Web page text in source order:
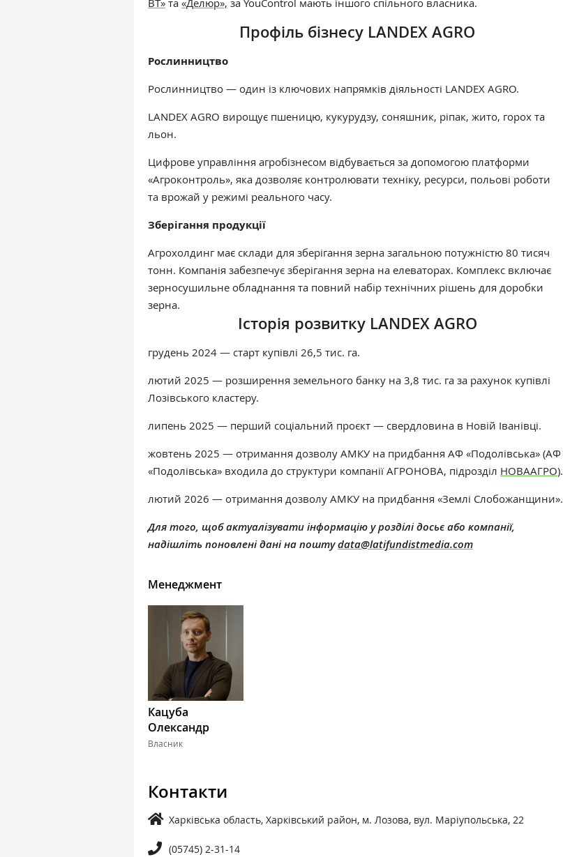
ВТ» та «Делюр», за YouControl мають іншого спільного власника.
Профіль бізнесу LANDEX AGRO
Рослинництво
Рослинництво — один із ключових напрямків діяльності LANDEX AGRO.
LANDEX АGRO вирощує пшеницю, кукурудзу, соняшник, ріпак, жито, горох та
льон.
Цифрове управління агробізнесом відбувається за допомогою платформи
«Агроконтроль», яка дозволяє контролювати техніку, ресурси, польові роботи
та врожай у режимі реального часу.
Зберігання продукції
Агрохолдинг має склади для зберігання зерна загальною потужністю 80 тисяч
тонн. Компанія забезпечує зберігання зерна на елеваторах. Комплекс включає
зерносушильне обладнання та повний набір технічних рішень для доробки
зерна.
Історія розвитку LANDEX AGRO
грудень 2024 — старт купівлі 26,5 тис. га.
лютий 2025 — розширення земельного банку на 3,8 тис. га за рахунок купівлі
Лозівського кластеру.
липень 2025 — перший соціальний проєкт — свердловина в Новій Іванівці.
жовтень 2025 — отримання дозволу АМКУ на придбання АФ «Подолівська» (АФ
«Подолівська» входила до структури компанії АГРОНОВА, підрозділ НОВААГРО).
лютий 2026 — отримання дозволу АМКУ на придбання «Землі Слобожанщини».
Для того, щоб актуалізувати інформацію у розділі досьє або компанії,
надішліть поновлені дані на поштуdata@latifundistmedia.com
Менеджмент
Кацуба
Олександр
Власник
Контакти
Харківська область, Харківський район, м. Лозова, вул. Маріупольська, 22
(05745) 2-31-14